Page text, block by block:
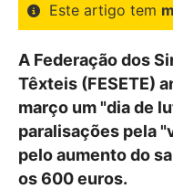
Este artigo tem
A Federação dos
Têxteis (FESETE)
março um "dia de
paralisações pela
pelo aumento do
os 600 euros.